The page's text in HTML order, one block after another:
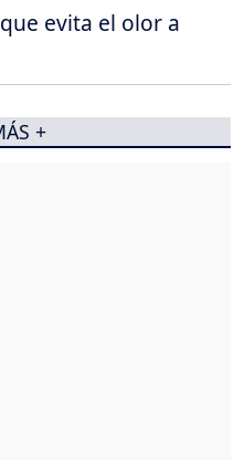
evita el olor a
+